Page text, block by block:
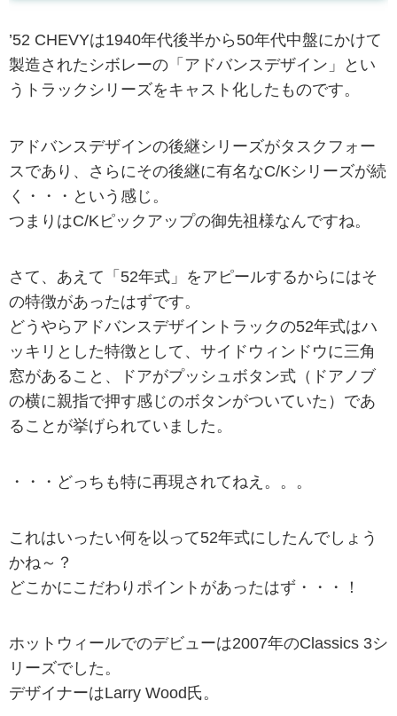
’52 CHEVYは1940年代後半から50年代中盤にかけて
製造されたシボレーの「アドバンスデザイン」とい
うトラックシリーズをキャスト化したものです。
アドバンスデザインの後継シリーズがタスクフォー
スであり、さらにその後継に有名なC/Kシリーズが続
く・・・という感じ。
つまりはC/Kピックアップの御先祖様なんですね。
さて、あえて「52年式」をアピールするからにはそ
の特徴があったはずです。
どうやらアドバンスデザイントラックの52年式はハ
ッキリとした特徴として、サイドウィンドウに三角
窓があること、ドアがプッシュボタン式（ドアノブ
の横に親指で押す感じのボタンがついていた）であ
ることが挙げられていました。
・・・どっちも特に再現されてねえ。。。
これはいったい何を以って52年式にしたんでしょう
かね～？
どこかにこだわりポイントがあったはず・・・！
ホットウィールでのデビューは2007年のClassics 3シ
リーズでした。
デザイナーはLarry Wood氏。